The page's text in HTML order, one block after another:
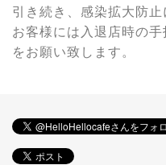
引き続き、感染拡大防止
お客様には入退店時の
をお願い致します。